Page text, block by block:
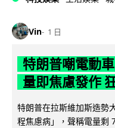
Vin 1 日
特朗普嘲電動
量即焦慮發作
特朗普在拉斯維加斯造勢
程焦慮病」，聲稱電量剩